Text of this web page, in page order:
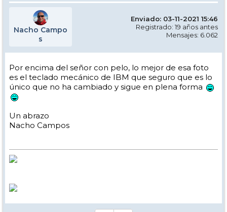
Nacho Campo
s
Enviado: 03-11-2021 15:46
Registrado: 19 años antes
Mensajes: 6.062
Por encima del señor con pelo, lo mejor de esa foto
es el teclado mecánico de IBM que seguro que es lo
único que no ha cambiado y sigue en plena forma
Un abrazo
Nacho Campos